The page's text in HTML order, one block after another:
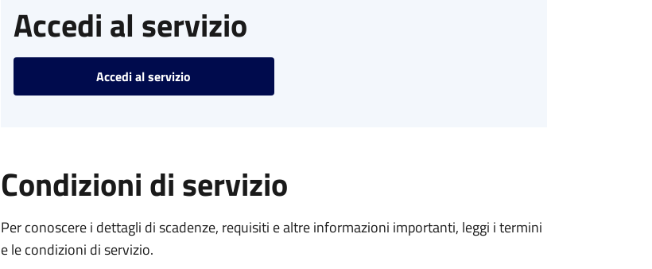
Accedi al servizio
Accedi al servizio
Condizioni di servizio
Per conoscere i dettagli di scadenze, requisiti e altre informazioni importanti, leggi i termini
e le condizioni di servizio.